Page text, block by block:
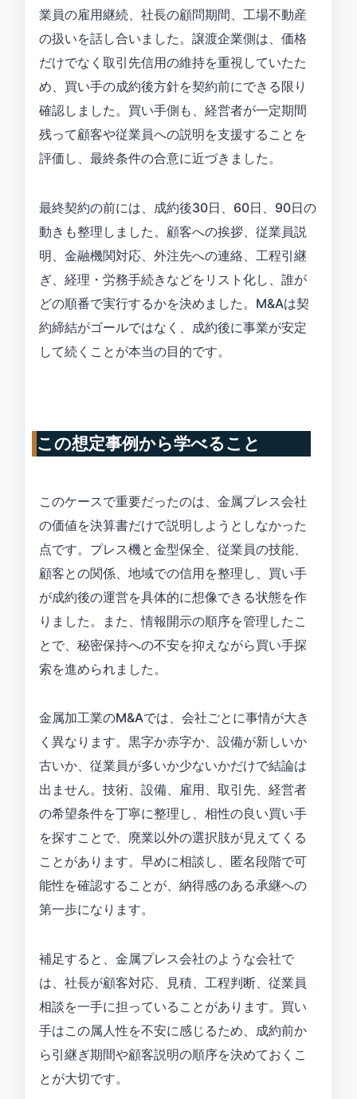
業員の雇用継続、社長の顧問期間、工場不動産
の扱いを話し合いました。譲渡企業側は、価格
だけでなく取引先信用の維持を重視していたた
め、買い手の成約後方針を契約前にできる限り
確認しました。買い手側も、経営者が一定期間
残って顧客や従業員への説明を支援することを
評価し、最終条件の合意に近づきました。
最終契約の前には、成約後30日、60日、90日の
動きも整理しました。顧客への挨拶、従業員説
明、金融機関対応、外注先への連絡、工程引継
ぎ、経理・労務手続きなどをリスト化し、誰が
どの順番で実行するかを決めました。M&Aは契
約締結がゴールではなく、成約後に事業が安定
して続くことが本当の目的です。
この想定事例から学べること
このケースで重要だったのは、金属プレス会社
の価値を決算書だけで説明しようとしなかった
点です。プレス機と金型保全、従業員の技能、
顧客との関係、地域での信用を整理し、買い手
が成約後の運営を具体的に想像できる状態を作
りました。また、情報開示の順序を管理したこ
とで、秘密保持への不安を抑えながら買い手探
索を進められました。
金属加工業のM&Aでは、会社ごとに事情が大き
く異なります。黒字か赤字か、設備が新しいか
古いか、従業員が多いか少ないかだけで結論は
出ません。技術、設備、雇用、取引先、経営者
の希望条件を丁寧に整理し、相性の良い買い手
を探すことで、廃業以外の選択肢が見えてくる
ことがあります。早めに相談し、匿名段階で可
能性を確認することが、納得感のある承継への
第一歩になります。
補足すると、金属プレス会社のような会社で
は、社長が顧客対応、見積、工程判断、従業員
相談を一手に担っていることがあります。買い
手はこの属人性を不安に感じるため、成約前か
ら引継ぎ期間や顧客説明の順序を決めておくこ
とが大切です。